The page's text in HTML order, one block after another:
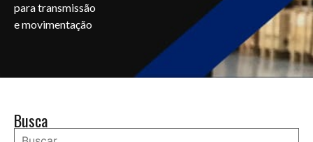
para transmissão
e movimentação
Busca